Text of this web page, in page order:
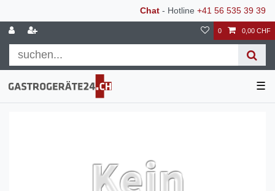
Chat - Hotline +41 56 535 39 39
0 0,00 CHF
☰